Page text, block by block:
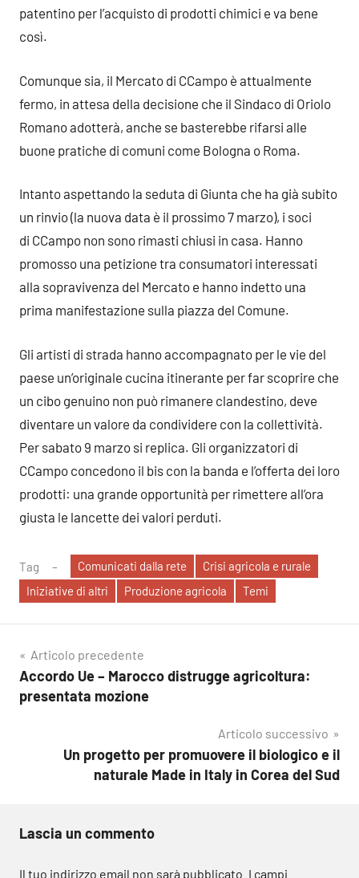
patentino per l’acquisto di prodotti chimici e va bene
così.
Comunque sia, il Mercato di CCampo è attualmente
fermo, in attesa della decisione che il Sindaco di Oriolo
Romano adotterà, anche se basterebbe rifarsi alle
buone pratiche di comuni come Bologna o Roma.
Intanto aspettando la seduta di Giunta che ha già subito
un rinvio (la nuova data è il prossimo 7 marzo), i soci
di CCampo non sono rimasti chiusi in casa. Hanno
promosso una petizione tra consumatori interessati
alla sopravivenza del Mercato e hanno indetto una
prima manifestazione sulla piazza del Comune.
Gli artisti di strada hanno accompagnato per le vie del
paese un’originale cucina itinerante per far scoprire che
un cibo genuino non può rimanere clandestino, deve
diventare un valore da condividere con la collettività.
Per sabato 9 marzo si replica. Gli organizzatori di
CCampo concedono il bis con la banda e l’offerta dei loro
prodotti: una grande opportunità per rimettere all’ora
giusta le lancette dei valori perduti.
Tag Comunicati dalla rete
Crisi agricola e rurale
Iniziative di altri
Produzione agricola Temi
Navigazione
articoli
Articolo precedente
Accordo Ue – Marocco distrugge agricoltura:
presentata mozione
Articolo successivo
Un progetto per promuovere il biologico e il
naturale Made in Italy in Corea del Sud
Lascia un commento
Il tuo indirizzo email non sarà pubblicato. I campi